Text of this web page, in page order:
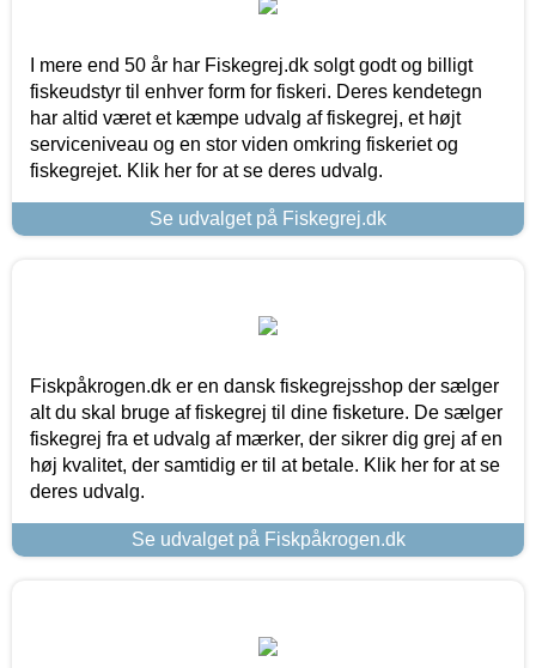
I mere end 50 år har Fiskegrej.dk solgt godt og billigt
fiskeudstyr til enhver form for fiskeri. Deres kendetegn
har altid været et kæmpe udvalg af fiskegrej, et højt
serviceniveau og en stor viden omkring fiskeriet og
fiskegrejet. Klik her for at se deres udvalg.
Se udvalget på Fiskegrej.dk
Fiskpåkrogen.dk er en dansk fiskegrejsshop der sælger
alt du skal bruge af fiskegrej til dine fisketure. De sælger
fiskegrej fra et udvalg af mærker, der sikrer dig grej af en
høj kvalitet, der samtidig er til at betale. Klik her for at se
deres udvalg.
Se udvalget på Fiskpåkrogen.dk